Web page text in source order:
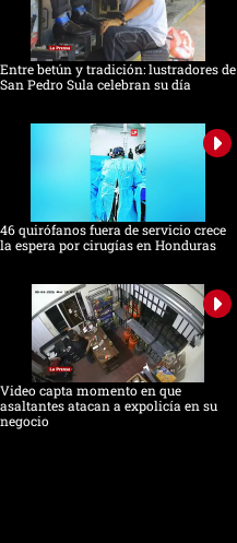
Entre betún y tradición: lustradores de
San Pedro Sula celebran su día
46 quirófanos fuera de servicio crece
la espera por cirugías en Honduras
Video capta momento en que
asaltantes atacan a expolicía en su
negocio